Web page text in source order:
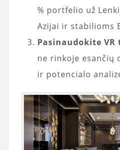
% portfelio už
Azijai ir stabilioms
Pasinaudokite
ne rinkoje esančių
ir potencialo